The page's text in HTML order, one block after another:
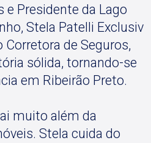
e Presidente da Lago
Stela Patelli Exclusiv
Corretora de Seguros,
sólida, tornando-se
em Ribeirão Preto.
muito além da
Stela cuida do